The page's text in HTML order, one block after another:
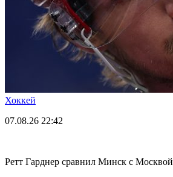
Хоккей
07.08.26 22:42
Ретт Гарднер сравнил Минск с Москвой